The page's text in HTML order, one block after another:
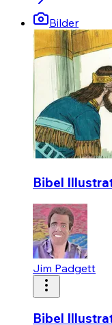
Bilder
Bibel
Jim Padgett
Bibel